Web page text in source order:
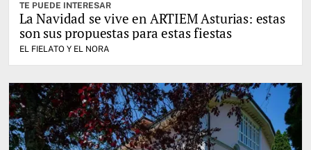
TE PUEDE INTERESAR
La Navidad se vive en ARTIEM Asturias: estas
son sus propuestas para estas fiestas
EL FIELATO Y EL NORA